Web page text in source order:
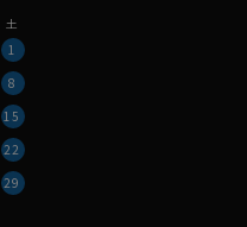
土
1
8
15
22
29